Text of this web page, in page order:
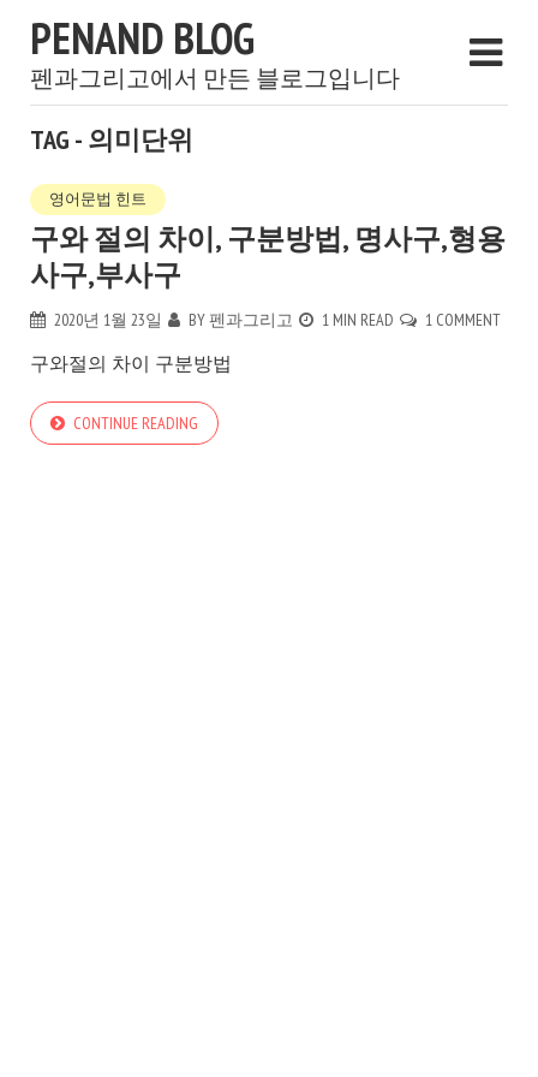
PENAND BLOG
펜과그리고에서 만든 블로그입니다
TAG - 의미단위
영어문법 힌트
구와 절의 차이, 구분방법, 명사구,형용
사구,부사구
2020년 1월 23일 BY펜과그리고 1 MIN READ 1 COMMENT
구와절의 차이 구분방법
CONTINUE READING